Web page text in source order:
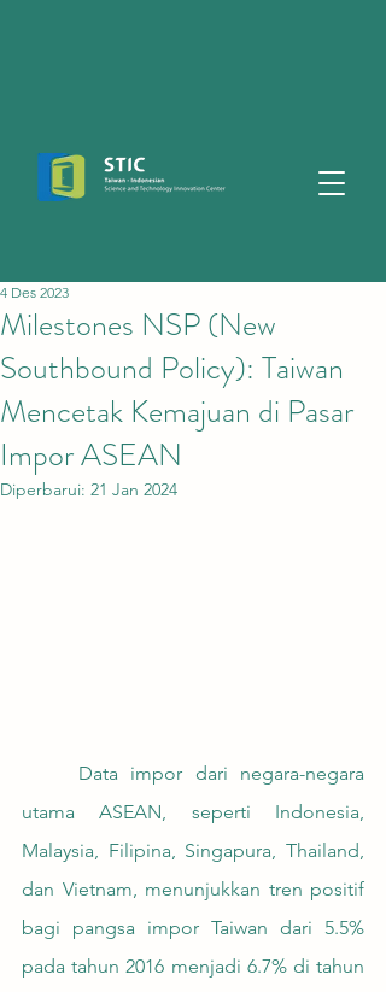
Milestones NSP (New
Southbound Policy): Taiwan
Mencetak Kemajuan di Pasar
Impor ASEAN
4 Des 2023
Diperbarui: 21 Jan 2024
utama ASEAN, seperti Indonesia,
Malaysia, Filipina, Singapura, Thailand,
dan Vietnam, menunjukkan tren positif
bagi pangsa impor Taiwan dari 5.5%
pada tahun 2016 menjadi 6.7% di tahun